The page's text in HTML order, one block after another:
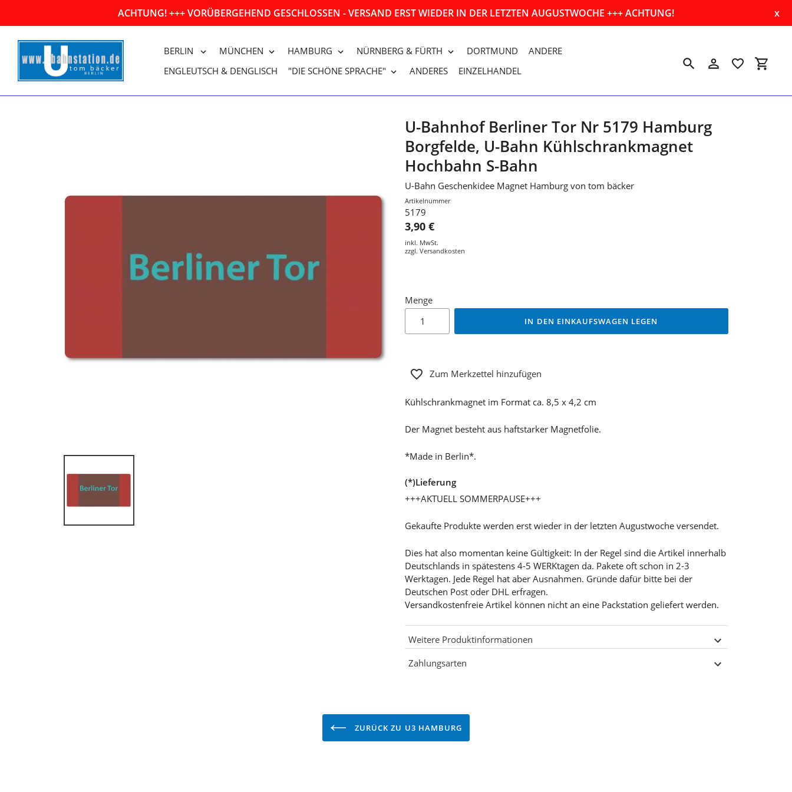
ACHTUNG! +++ VORÜBERGEHEND GESCHLOSSEN - VERSAND ERST WIEDER IN DER LETZTEN AUGUSTWOCHE +++ ACHTUNG! x
BERLIN MÜNCHEN HAMBURG NÜRNBERG & FÜRTH DORTMUND
ANDERE
ENGLEUTSCH & DENGLISCH
"DIE SCHÖNE SPRACHE" ANDERES EINZELHANDEL SuchenEinloggen
U-Bahnhof Berliner Tor Nr 5179 Hamburg
Borgfelde, U-Bahn Kühlschrankmagnet
Hochbahn S-Bahn
U-Bahn Geschenkidee Magnet Hamburg von tom bäcker
Artikelnummer
5179
3,90 €
inkl. MwSt.
zzgl. Versandkosten
Menge
IN DEN EINKAUFSWAGEN LEGEN
Zum Merkzettel hinzufügen
Kühlschrankmagnet im Format ca. 8,5 x 4,2 cm
Der Magnet besteht aus haftstarker Magnetfolie.
*Made in Berlin*.
(*)Lieferung
+++AKTUELL SOMMERPAUSE+++
Gekaufte Produkte werden erst wieder in der letzten Augustwoche versendet.
Dies hat also momentan keine Gültigkeit: In der Regel sind die Artikel innerhalb
Deutschlands in spätestens 4-5 WERKtagen da. Pakete oft schon in 2-3
Werktagen. Jede Regel hat aber Ausnahmen. Gründe dafür bitte bei der
Deutschen Post oder DHL erfragen.
Versandkostenfreie Artikel können nicht an eine Packstation geliefert werden.
Weitere Produktinformationen
Zahlungsarten
ZURÜCK ZU U3 HAMBURG